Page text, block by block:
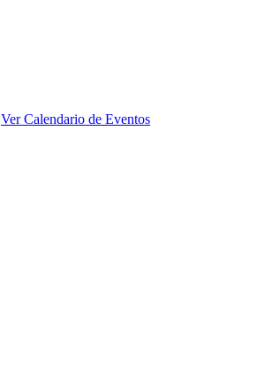
Ver Calendario de Eventos